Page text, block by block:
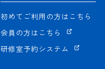
初めてご利用の方はこちら
会員の方はこちら
研修室予約システム